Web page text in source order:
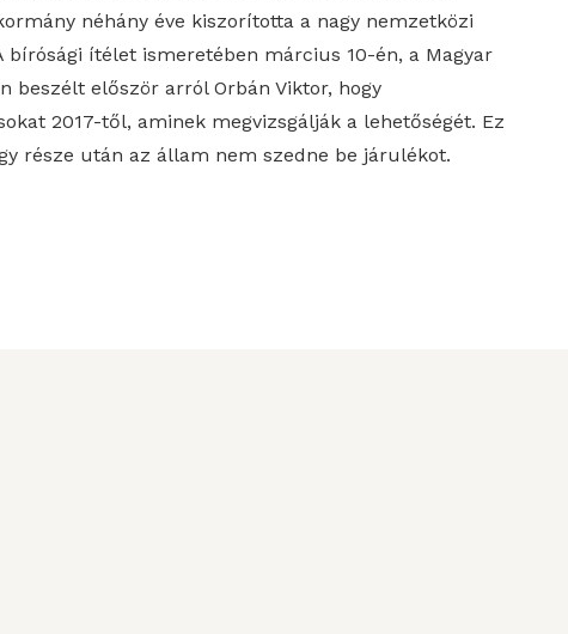
néhány éve kiszorította a nagy nemzetközi
ítélet ismeretében március 10-én, a Magyar
beszélt először arról Orbán Viktor, hogy
2017-től, aminek megvizsgálják a lehetőségét. Ez
része után az állam nem szedne be járulékot.